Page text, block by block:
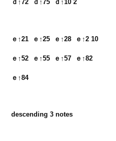
ｄ↑72  ｄ↑75  ｄ↑10 2
ｅ↑21  ｅ↑25  ｅ↑28  ｅ↑2 10
ｅ↑52  ｅ↑55  ｅ↑57  ｅ↑82
ｅ↑84
descending 3 notes